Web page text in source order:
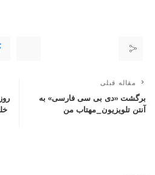
مقاله قبلی
برگشت «دی‌ بی‌ سی فارسی» به
آنتن تلویزیون_مهتاب من